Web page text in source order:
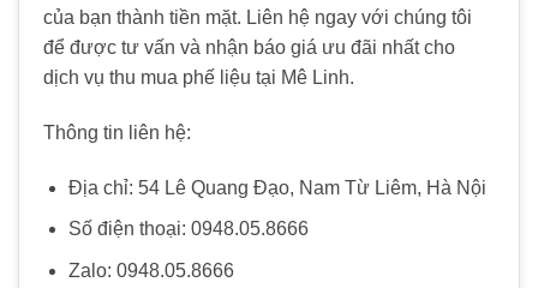
của bạn thành tiền mặt. Liên hệ ngay với chúng tôi
để được tư vấn và nhận báo giá ưu đãi nhất cho
dịch vụ thu mua phế liệu tại Mê Linh.
Thông tin liên hệ:
Địa chỉ: 54 Lê Quang Đạo, Nam Từ Liêm, Hà Nội
Số điện thoại: 0948.05.8666
Zalo: 0948.05.8666